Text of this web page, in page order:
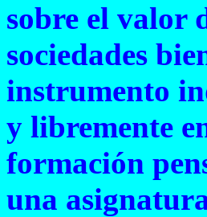
sobre el valor
sociedades
instrumento
y libremente
formación
una